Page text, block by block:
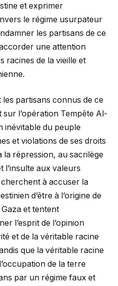
et exprimer
le régime usurpateur
les partisans de ce
une attention
racines de la vieille et
partisans connus de ce
l’opération Tempête Al-
inévitable du peuple
et violations de ses droits
la répression, au sacrilège
l’insulte aux valeurs
à accuser la
d’être à l’origine de
et tentent
l’esprit de l’opinion
et de la véritable racine
que la véritable racine
de la terre
par un régime faux et